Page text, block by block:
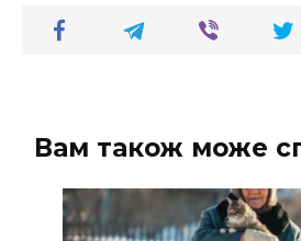
Вам також може